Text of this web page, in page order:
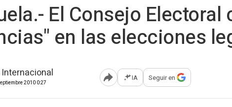
El Consejo
en las elecciones
2010 0:27 Abrir opciones para compartir
IA Seguir en